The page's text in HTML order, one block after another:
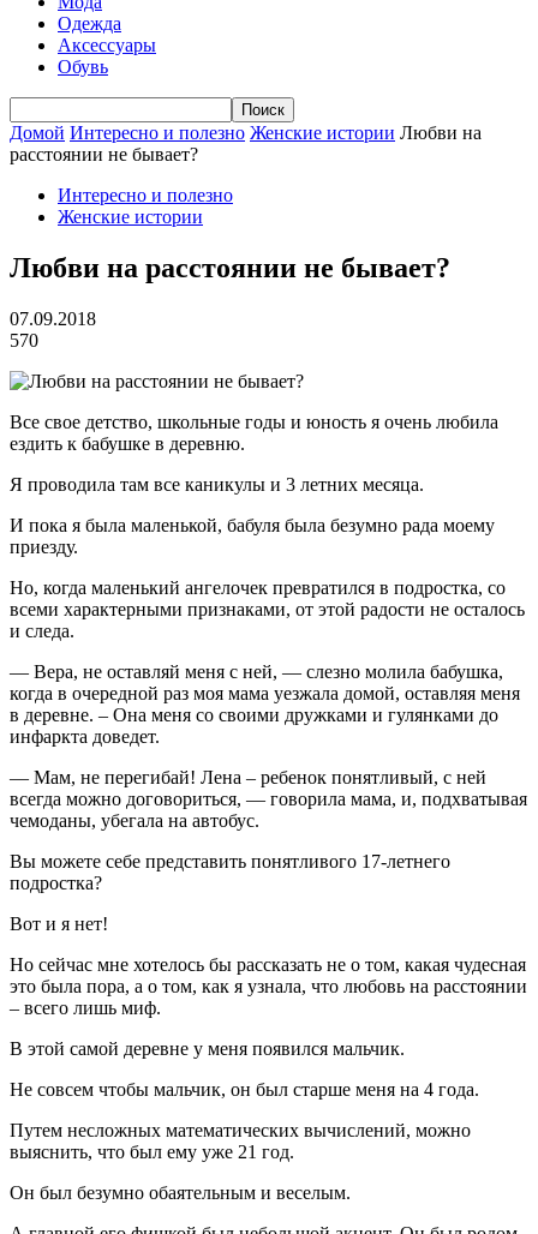
Одежда
Аксессуары
Обувь
Домой Интересно и полезно Женские истории Любви на
расстоянии не бывает?
Интересно и полезно
Женские истории
Любви на расстоянии не бывает?
07.09.2018
570
Все свое детство, школьные годы и юность я очень любила
ездить к бабушке в деревню.
Я проводила там все каникулы и 3 летних месяца.
И пока я была маленькой, бабуля была безумно рада моему
приезду.
Но, когда маленький ангелочек превратился в подростка, со
всеми характерными признаками, от этой радости не осталось
и следа.
— Вера, не оставляй меня с ней, — слезно молила бабушка,
когда в очередной раз моя мама уезжала домой, оставляя меня
в деревне. – Она меня со своими дружками и гулянками до
инфаркта доведет.
— Мам, не перегибай! Лена – ребенок понятливый, с ней
всегда можно договориться, — говорила мама, и, подхватывая
чемоданы, убегала на автобус.
Вы можете себе представить понятливого 17-летнего
подростка?
Вот и я нет!
Но сейчас мне хотелось бы рассказать не о том, какая чудесная
это была пора, а о том, как я узнала, что любовь на расстоянии
– всего лишь миф.
В этой самой деревне у меня появился мальчик.
Не совсем чтобы мальчик, он был старше меня на 4 года.
Путем несложных математических вычислений, можно
выяснить, что был ему уже 21 год.
Он был безумно обаятельным и веселым.